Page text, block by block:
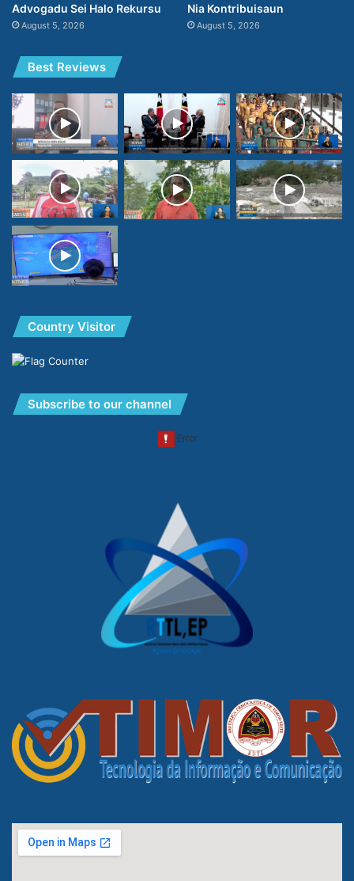
Advogadu Sei Halo Rekursu
August 5, 2026
Nia Kontribuisaun
August 5, 2026
Best Reviews
Country Visitor
Subscribe to our channel